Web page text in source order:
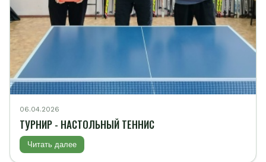
06.04.2026
ТУРНИР - НАСТОЛЬНЫЙ ТЕННИС
Читать далее